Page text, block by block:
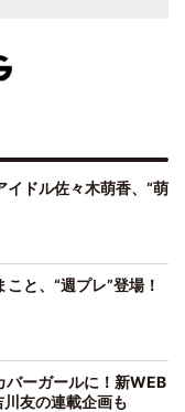
イドル佐々木萌香、“萌
と、“週プレ”登場！
ーガールに！新WEB
友の連載企画も